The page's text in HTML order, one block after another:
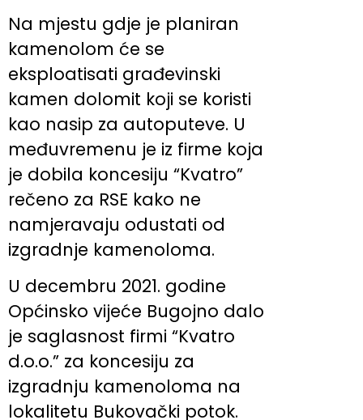
Na mjestu gdje je planiran
kamenolom će se
eksploatisati građevinski
kamen dolomit koji se koristi
kao nasip za autoputeve. U
međuvremenu je iz firme koja
je dobila koncesiju “Kvatro”
rečeno za RSE kako ne
namjeravaju odustati od
izgradnje kamenoloma.
U decembru 2021. godine
Općinsko vijeće Bugojno dalo
je saglasnost firmi “Kvatro
d.o.o.” za koncesiju za
izgradnju kamenoloma na
lokalitetu Bukovački potok.